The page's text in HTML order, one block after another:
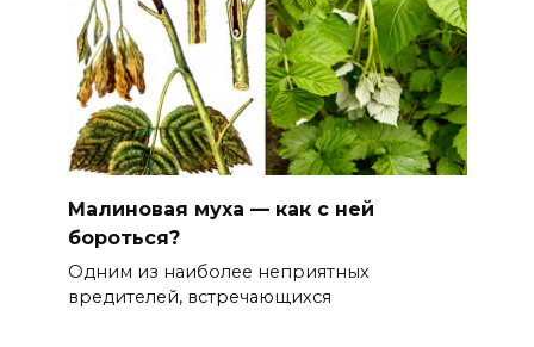
Малиновая муха — как с ней
бороться?
Одним из наиболее неприятных
вредителей, встречающихся